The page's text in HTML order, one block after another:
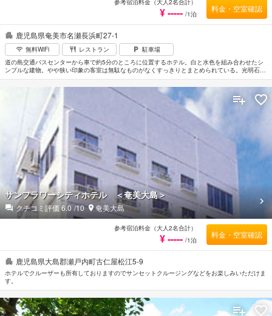
鹿児島県奄美市名瀬長浜町27-1
無料WiFi レストラン
駐車場
道の島交通バスセンターから車で約5分のところに位置するホテル。白と水色を組み合わせたシ
ンプルな建物。やや狭い印象の客室は無駄なものがなくすっきりとまとめられている。光明石温
泉のジャグジーや露天薬草足湯など付帯施設も充実。大浜海浜公園まで車で約15分。最寄りの空
¥ ----- /1泊
料金・空室確認
鹿児島県大島郡瀬戸内町古仁屋松江5-9
ホテルでクルーザーも所有しておりますのでサンセットクルージングなどをお楽しみいただけま
す。
サンフラワーシティホテル ＜奄美大島＞
クチコミ評価6.0 /10 奄美大島
参考宿泊料金（大人2名合計）
¥ ----- /1泊
料金・空室確認